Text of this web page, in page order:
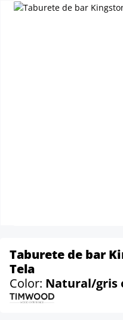
Taburete de bar
Tela
Color: Natural/gris